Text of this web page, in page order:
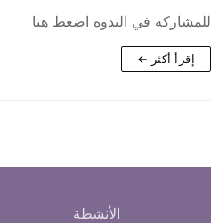
للمشاركة في الندوة اضغط هنا
إقرأ أكثر ←
الأنشطة